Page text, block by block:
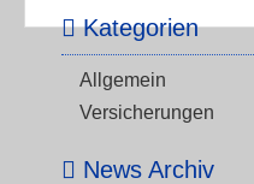
Kategorien
Allgemein
Versicherungen
News Archiv